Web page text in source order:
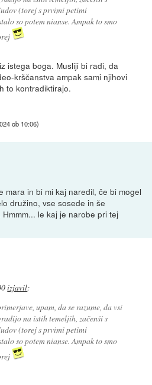
(torej s prvimi petimi
so potem nianse. Ampak to smo
istega boga. Musliji bi radi, da
krščanstva ampak sami njihovi
to kontradiktirajo.
ob 10:06)
mara in bi mi kaj naredil, če bi mogel
družino, vse sosede in še
le kaj je narobe pri tej
izjavil:
upam, da se razume, da vsi
na istih temeljih, začenši s
(torej s prvimi petimi
so potem nianse. Ampak to smo